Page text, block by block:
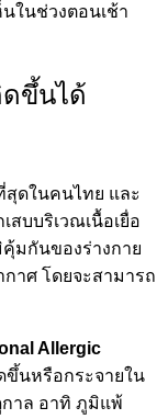
ในช่วงตอนเช้า
ขึ้นได้
ดในคนไทย และ
สบบริเวณเนื้อเยื่อ
คุ้มกันของร่างกาย
าศ โดยจะสามารถ
Allergic
ขึ้นหรือกระจายใน
าล อาทิ ภูมิแพ้